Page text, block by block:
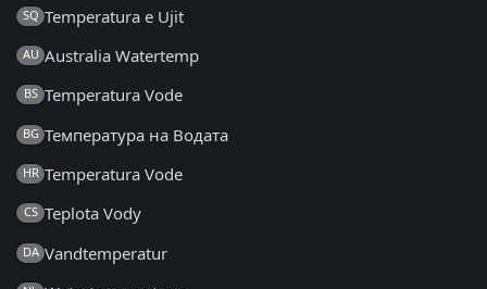
SQ Temperatura e Ujit
AU Australia Watertemp
BS Temperatura Vode
BG Температура на Водата
HR Temperatura Vode
CS Teplota Vody
DA Vandtemperatur